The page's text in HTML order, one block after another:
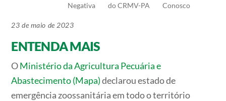
Negativa
do CRMV-PA
Conosco
23 de maio de 2023
ENTENDA MAIS
OMinistério da Agricultura Pecuária e
Abastecimento (Mapa)declarou estado de
emergência zoossanitária em todo o território